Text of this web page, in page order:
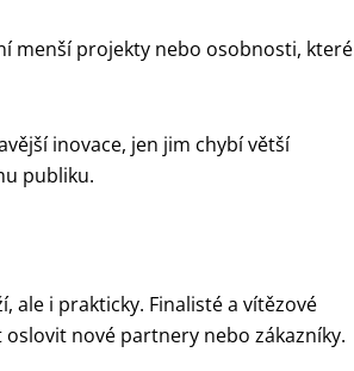
menší projekty nebo osobnosti, které
inovace, jen jim chybí větší
publiku.
ale i prakticky. Finalisté a vítězové
nové partnery nebo zákazníky.